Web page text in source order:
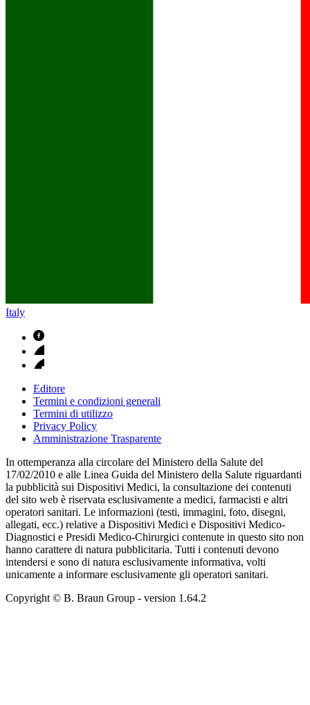
Italy
Editore
Termini e condizioni generali
Termini di utilizzo
Privacy Policy
Amministrazione Trasparente
In ottemperanza alla circolare del Ministero della Salute del
17/02/2010 e alle Linea Guida del Ministero della Salute riguardanti
la pubblicità sui Dispositivi Medici, la consultazione dei contenuti
del sito web è riservata esclusivamente a medici, farmacisti e altri
operatori sanitari. Le informazioni (testi, immagini, foto, disegni,
allegati, ecc.) relative a Dispositivi Medici e Dispositivi Medico-
Diagnostici e Presidi Medico-Chirurgici contenute in questo sito non
hanno carattere di natura pubblicitaria. Tutti i contenuti devono
intendersi e sono di natura esclusivamente informativa, volti
unicamente a informare esclusivamente gli operatori sanitari.
Copyright © B. Braun Group - version 1.64.2